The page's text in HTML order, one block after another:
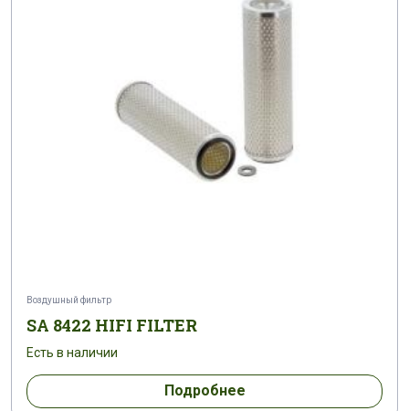
Воздушный фильтр
SA 8422 HIFI FILTER
Есть в наличии
Подробнее